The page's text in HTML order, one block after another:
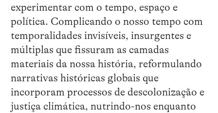
experimentar com o tempo, espaço e
política. Complicando o nosso tempo com
temporalidades invisíveis, insurgentes e
múltiplas que fissuram as camadas
materiais da nossa história, reformulando
narrativas históricas globais que
incorporam processos de descolonização e
justiça climática, nutrindo-nos enquanto